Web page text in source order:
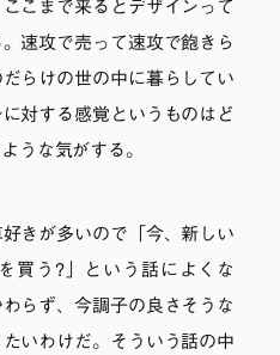
こまで来るとデザインって
速攻で売って速攻で飽きら
らけの世の中に暮らしてい
対する感覚というものはど
うな気がする。
きが多いので「今、新しい
買う?」という話によくな
らず、今調子の良さそうな
いわけだ。そういう話の中